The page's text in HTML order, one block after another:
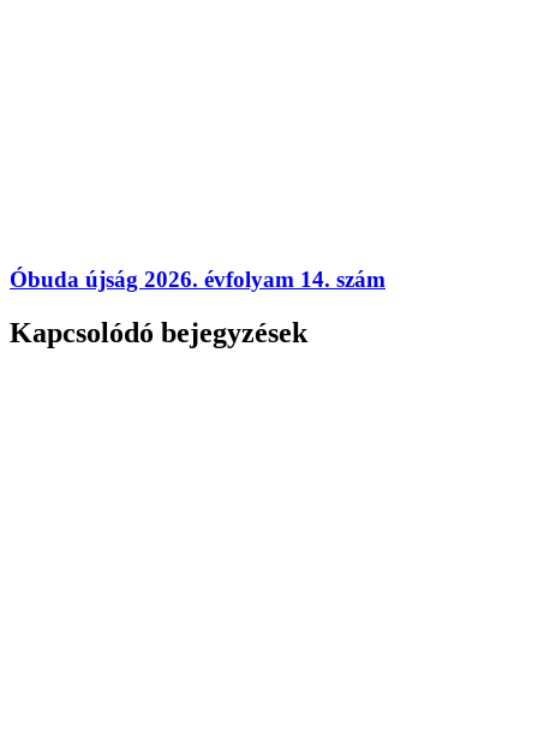
Óbuda újság 2026. évfolyam 14. szám
Kapcsolódó bejegyzések